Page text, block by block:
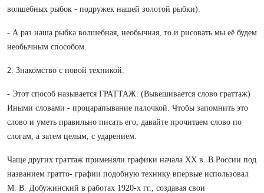
волшебных рыбок - подружек нашей золотой рыбки).
- А раз наша рыбка волшебная, необычная, то и рисовать мы её будем
необычным способом.
2. Знакомство с новой техникой.
- Этот способ называется ГРАТТАЖ. (Вывешивается слово граттаж)
Иными словами - процарапывание палочкой. Чтобы запомнить это
слово и уметь правильно писать его, давайте прочитаем слово по
слогам, а затем целым, с ударением.
Чаще других граттаж применяли графики начала ХХ в. В России под
названием гратто- графии подобную технику впервые использовал
М. В. Добужинский в работах 1920-х гг., создавая свои